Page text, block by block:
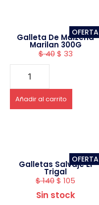
OFERTA
Galleta De Maizena
Marilan 300G
$40 $ 33
Añadir al carrito
OFERTA
Galletas Salvaje El
Trigal
$140$ 105
Sin stock